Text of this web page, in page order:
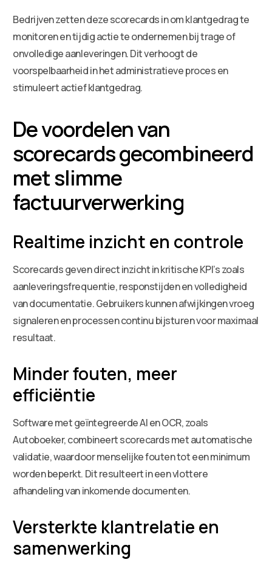
Bedrijven zetten deze scorecards in om klantgedrag te
monitoren en tijdig actie te ondernemen bij trage of
onvolledige aanleveringen. Dit verhoogt de
voorspelbaarheid in het administratieve proces en
stimuleert actief klantgedrag.
De voordelen van
scorecards gecombineerd
met slimme
factuurverwerking
Realtime inzicht en controle
Scorecards geven direct inzicht in kritische KPI’s zoals
aanleveringsfrequentie, responstijden en volledigheid
van documentatie. Gebruikers kunnen afwijkingen vroeg
signaleren en processen continu bijsturen voor maximaal
resultaat.
Minder fouten, meer
efficiëntie
Software met geïntegreerde AI en OCR, zoals
Autoboeker, combineert scorecards met automatische
validatie, waardoor menselijke fouten tot een minimum
worden beperkt. Dit resulteert in een vlottere
afhandeling van inkomende documenten.
Versterkte klantrelatie en
samenwerking